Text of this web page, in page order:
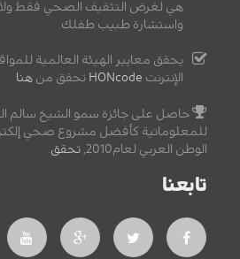
هي لغرض التثقيف الصحي فقط
واستشارة طبيب طفلك.
يحقق معايير الهيئة العالمية
الإنترنت HONcode تحقق من هنا
حاصل على جائزة سمو الشيخ سالم
للمعلوماتية كأفضل مشروع صحي
الوطن العربي لعام2010,
تحقق.
تابعنا